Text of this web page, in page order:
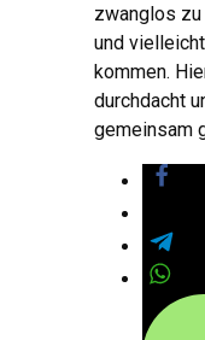
zwanglos
und
kommen.
durchdacht
gemeinsam